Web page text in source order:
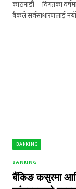
काठमाडौं— विगतका
बैंकले सर्वसाधारणलाई
BANKING
BANKING
बैंकिङ कसुरमा